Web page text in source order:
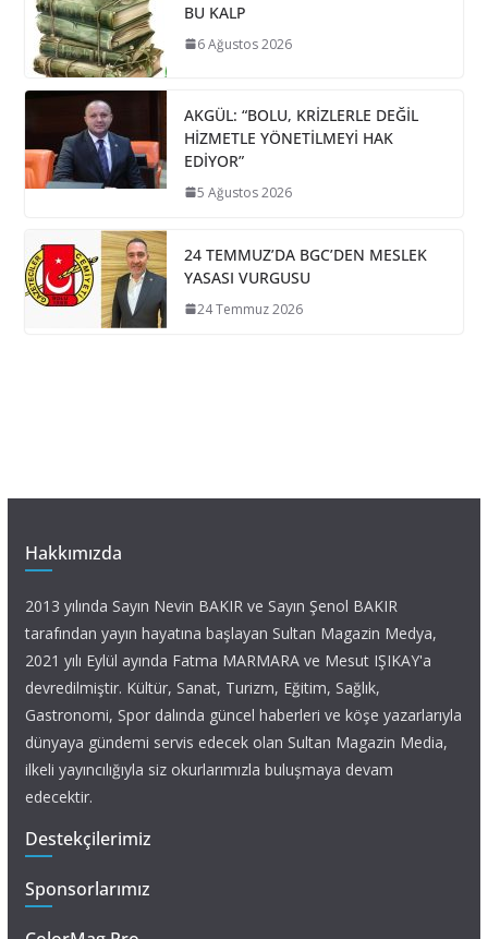
BU KALP
6 Ağustos 2026
AKGÜL: “BOLU, KRİZLERLE DEĞİL
HİZMETLE YÖNETİLMEYİ HAK
EDİYOR”
5 Ağustos 2026
24 TEMMUZ’DA BGC’DEN MESLEK
YASASI VURGUSU
24 Temmuz 2026
Hakkımızda
2013 yılında Sayın Nevin BAKIR ve Sayın Şenol BAKIR
tarafından yayın hayatına başlayan Sultan Magazin Medya,
2021 yılı Eylül ayında Fatma MARMARA ve Mesut IŞIKAY'a
devredilmiştir. Kültür, Sanat, Turizm, Eğitim, Sağlık,
Gastronomi, Spor dalında güncel haberleri ve köşe yazarlarıyla
dünyaya gündemi servis edecek olan Sultan Magazin Media,
ilkeli yayıncılığıyla siz okurlarımızla buluşmaya devam
edecektir.
Destekçilerimiz
Sponsorlarımız